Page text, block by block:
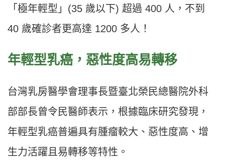
「極年輕型」(35 歲以下) 超過 400 人，不到
40 歲確診者更高達 1200 多人！
年輕型乳癌，惡性度高易轉移
台灣乳房醫學會理事長暨臺北榮民總醫院外科
部部長曾令民醫師表示，根據臨床研究發現，
年輕型乳癌普遍具有腫瘤較大、惡性度高、增
生力活躍且易轉移等特性。